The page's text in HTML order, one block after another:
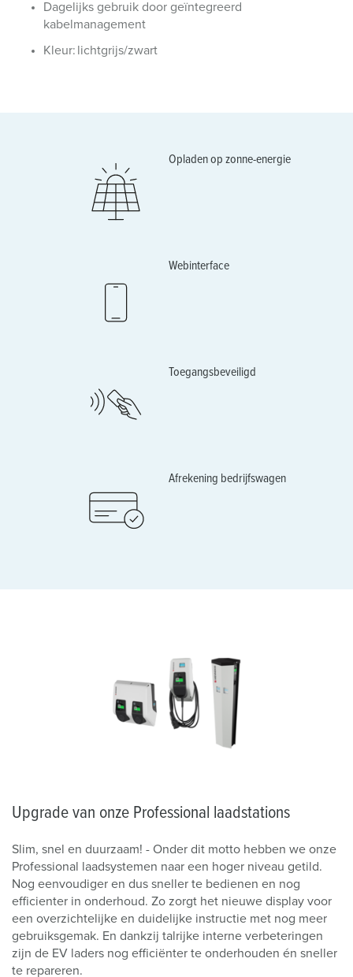
Dagelijks gebruik door geïntegreerd
kabelmanagement
Kleur: lichtgrijs/zwart
Opladen op zonne-energie
Webinterface
Toegangsbeveiligd
Afrekening bedrijfswagen
Upgrade van onze Professional laadstations
Slim, snel en duurzaam! - Onder dit motto hebben we onze
Professional laadsystemen naar een hoger niveau getild.
Nog eenvoudiger en dus sneller te bedienen en nog
efficienter in onderhoud. Zo zorgt het nieuwe display voor
een overzichtelijke en duidelijke instructie met nog meer
gebruiksgemak. En dankzij talrijke interne verbeteringen
zijn de EV laders nog efficiënter te onderhouden én sneller
te repareren.